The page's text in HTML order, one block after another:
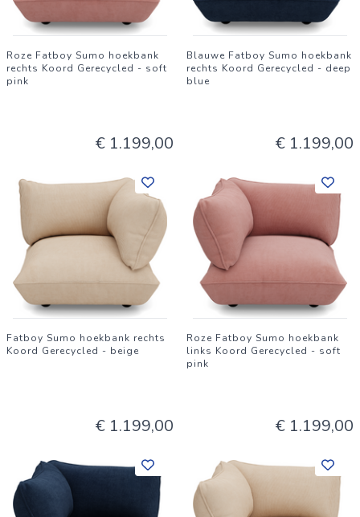
genieten van compleet comfort en modern design met een
schoon geweten.
Roze Fatboy Sumo hoekbank
rechts Koord Gerecycled - soft
pink
€ 1.199,00
Blauwe Fatboy Sumo hoekbank
rechts Koord Gerecycled - deep
blue
€ 1.199,00
Fatboy Sumo hoekbank rechts
Koord Gerecycled - beige
€ 1.199,00
Roze Fatboy Sumo hoekbank
links Koord Gerecycled - soft
pink
€ 1.199,00